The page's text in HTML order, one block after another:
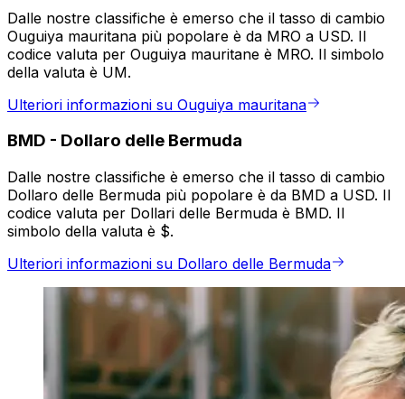
Dalle nostre classifiche è emerso che il tasso di cambio
Ouguiya mauritana più popolare è da MRO a USD. Il
codice valuta per Ouguiya mauritane è MRO. Il simbolo
della valuta è UM.
Ulteriori informazioni su Ouguiya mauritana
BMD - Dollaro delle Bermuda
Dalle nostre classifiche è emerso che il tasso di cambio
Dollaro delle Bermuda più popolare è da BMD a USD. Il
codice valuta per Dollari delle Bermuda è BMD. Il
simbolo della valuta è $.
Ulteriori informazioni su Dollaro delle Bermuda